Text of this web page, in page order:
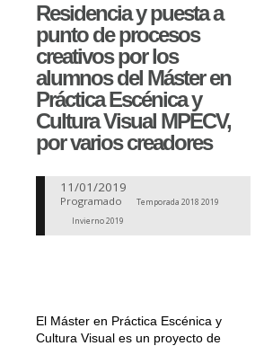
Residencia y puesta a
punto de procesos
creativos por los
alumnos del Máster en
Práctica Escénica y
Cultura Visual MPECV,
por varios creadores
11/01/2019
Programado
Temporada 2018 2019
Invierno 2019
El Máster en Práctica Escénica y
Cultura Visual es un proyecto de